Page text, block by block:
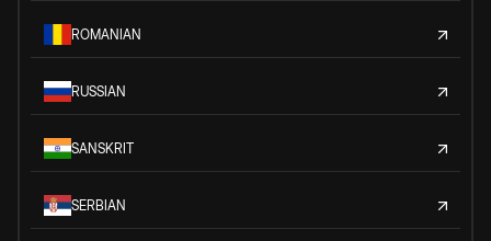
ROMANIAN
RUSSIAN
SANSKRIT
SERBIAN